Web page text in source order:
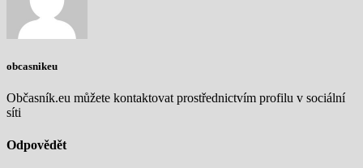
obcasnikeu
Občasník.eu můžete kontaktovat prostřednictvím profilu v sociální
síti
Odpovědět